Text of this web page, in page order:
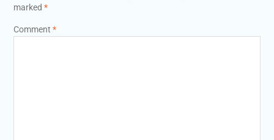
marked *
Comment *